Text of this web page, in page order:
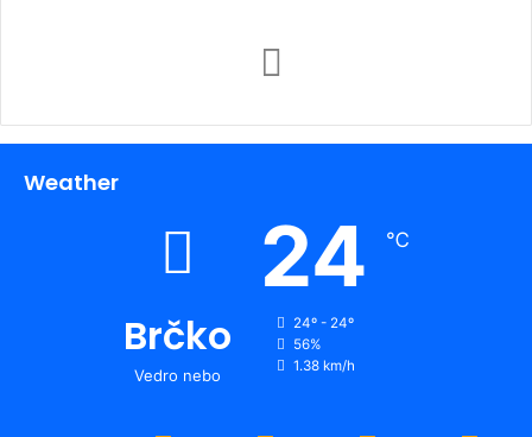
Weather
Brčko
Vedro nebo
24 ℃
24º - 24º
56%
1.38 km/h